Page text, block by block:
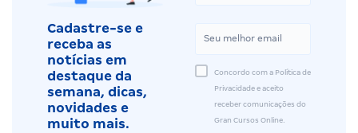
Cadastre-se e
receba as
notícias em
destaque da
semana, dicas,
novidades e
muito mais.
Concordo com a Política de
Privacidade e aceito
receber comunicações do
Gran Cursos Online.